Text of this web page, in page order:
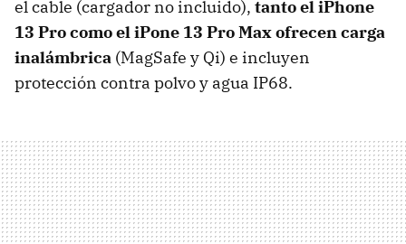
el cable (cargador no incluido), tanto el iPhone
13 Pro como el iPone 13 Pro Max ofrecen carga
inalámbrica (MagSafe y Qi) e incluyen
protección contra polvo y agua IP68.